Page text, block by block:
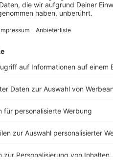
Anzeige
Wird ein Transitlaster über 3,5
Verwaltungsgebühr. 200
auf vier Wochen angelegten
tatsächlichen "Sünder"
ausländisches Kennzeichen
Anzeige
Anwohner sollen
Anzeige